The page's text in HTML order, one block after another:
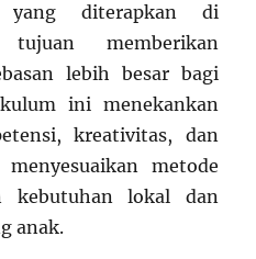
yang diterapkan di
memberikan
lebih besar bagi
ini menekankan
kreativitas, dan
metode
kebutuhan lokal dan
anak.